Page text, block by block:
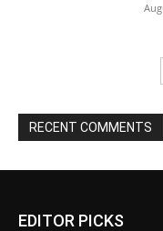
RECENT COMMENTS
EDITOR PICKS